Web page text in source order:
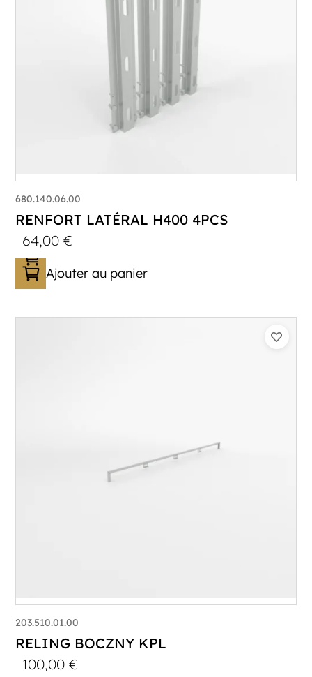
680.140.06.00
RENFORT LATÉRAL H400 4PCS
64,00€
Ajouter au panier
203.510.01.00
RELING BOCZNY KPL
100,00€